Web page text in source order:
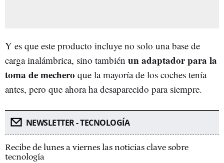
Y es que este producto incluye no solo una base de
carga inalámbrica, sino también un adaptador para la
toma de mechero que la mayoría de los coches tenía
antes, pero que ahora ha desaparecido para siempre.
NEWSLETTER - TECNOLOGÍA
Recibe de lunes a viernes las noticias clave sobre
tecnología